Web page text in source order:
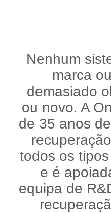
Nenhum
marca
demasiado
ou novo. A
de 35 anos
todos os
e é
equipa de